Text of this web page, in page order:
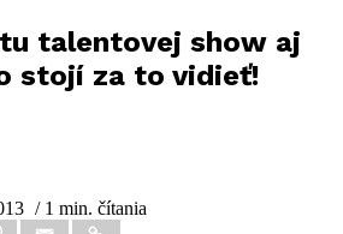
talentovej show aj
stojí za to vidieť!
/ 1 min. čítania